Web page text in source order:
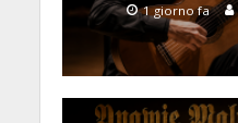
1 giorno fa